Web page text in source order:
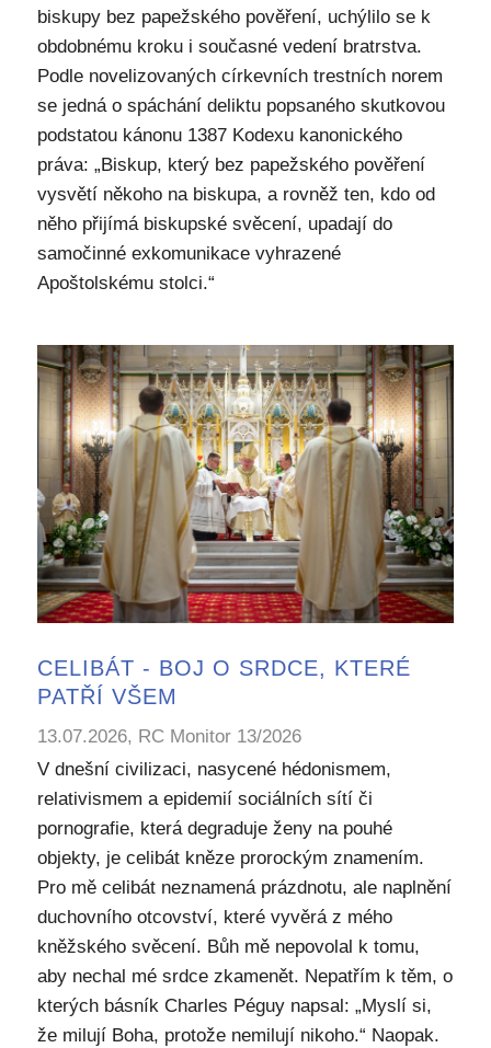
biskupy bez papežského pověření, uchýlilo se k
obdobnému kroku i současné vedení bratrstva.
Podle novelizovaných církevních trestních norem
se jedná o spáchání deliktu popsaného skutkovou
podstatou kánonu 1387 Kodexu kanonického
práva: „Biskup, který bez papežského pověření
vysvětí někoho na biskupa, a rovněž ten, kdo od
něho přijímá biskupské svěcení, upadají do
samočinné exkomunikace vyhrazené
Apoštolskému stolci.“
CELIBÁT - BOJ O SRDCE, KTERÉ
PATŘÍ VŠEM
13.07.2026, RC Monitor 13/2026
V dnešní civilizaci, nasycené hédonismem,
relativismem a epidemií sociálních sítí či
pornografie, která degraduje ženy na pouhé
objekty, je celibát kněze prorockým znamením.
Pro mě celibát neznamená prázdnotu, ale naplnění
duchovního otcovství, které vyvěrá z mého
kněžského svěcení. Bůh mě nepovolal k tomu,
aby nechal mé srdce zkamenět. Nepatřím k těm, o
kterých básník Charles Péguy napsal: „Myslí si,
že milují Boha, protože nemilují nikoho.“ Naopak.